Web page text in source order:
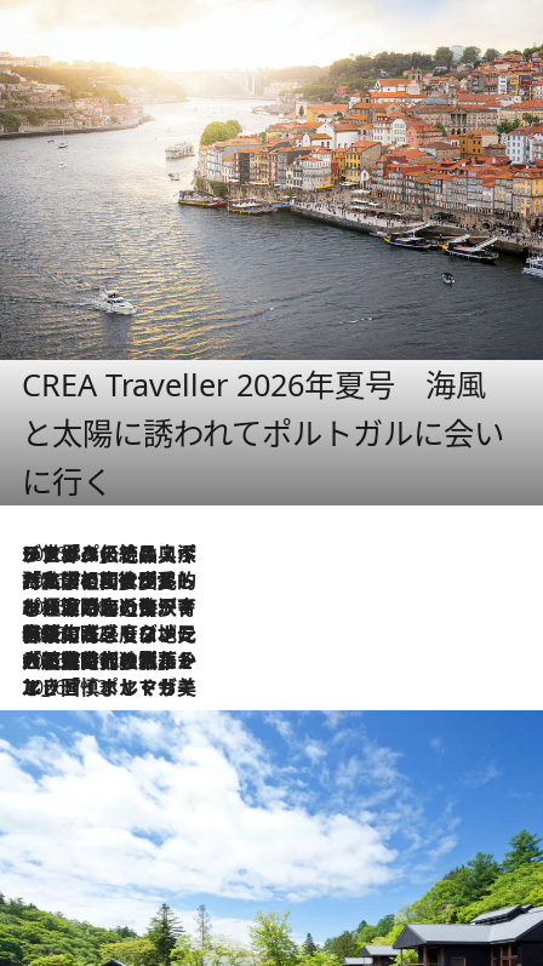
CREA Traveller 2026年夏号 海風
と太陽に誘われてポルトガルに会い
に行く
2026.8.8
リスボンの絶品スイーツ「パステル・デ・ナタ」とは？ポルトガル伝統の奥深い世界へ
2026.7.27
「私の祖国はポルトガル語です」国民的詩人フェルナンド・ペソアと、彼が愛した文学の街を歩く
2026.7.26
ポルトガル近海が育む極上の海の幸。キリリと冷えた白ワインと愉しむ、シーフード専門店の贅沢
2026.7.22
伝統の味をモダンに昇華。高感度な地元客が集う、リスボンの最旬ガストロノミー
2026.7.21
大航海時代の栄華から、震災、独裁、そして革命へ。ポルトガル・首都リスボンの石畳に刻まれた「歴史の光と影」
2026.7.13
エッセイ・ヤマザキマリ「慎ましくも美しき国 ポルトガル」